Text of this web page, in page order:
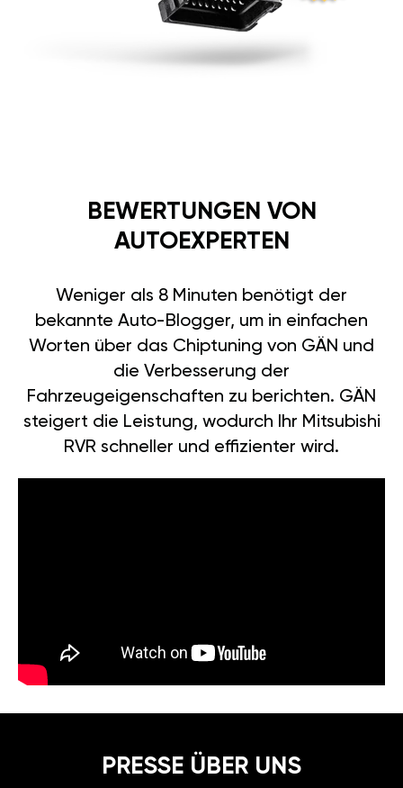
BEWERTUNGEN VON
AUTOEXPERTEN
Weniger als 8 Minuten benötigt der
bekannte Auto-Blogger, um in einfachen
Worten über das Chiptuning von GÄN und
die Verbesserung der
Fahrzeugeigenschaften zu berichten. GÄN
steigert die Leistung, wodurch Ihr Mitsubishi
RVR schneller und effizienter wird.
PRESSE ÜBER UNS